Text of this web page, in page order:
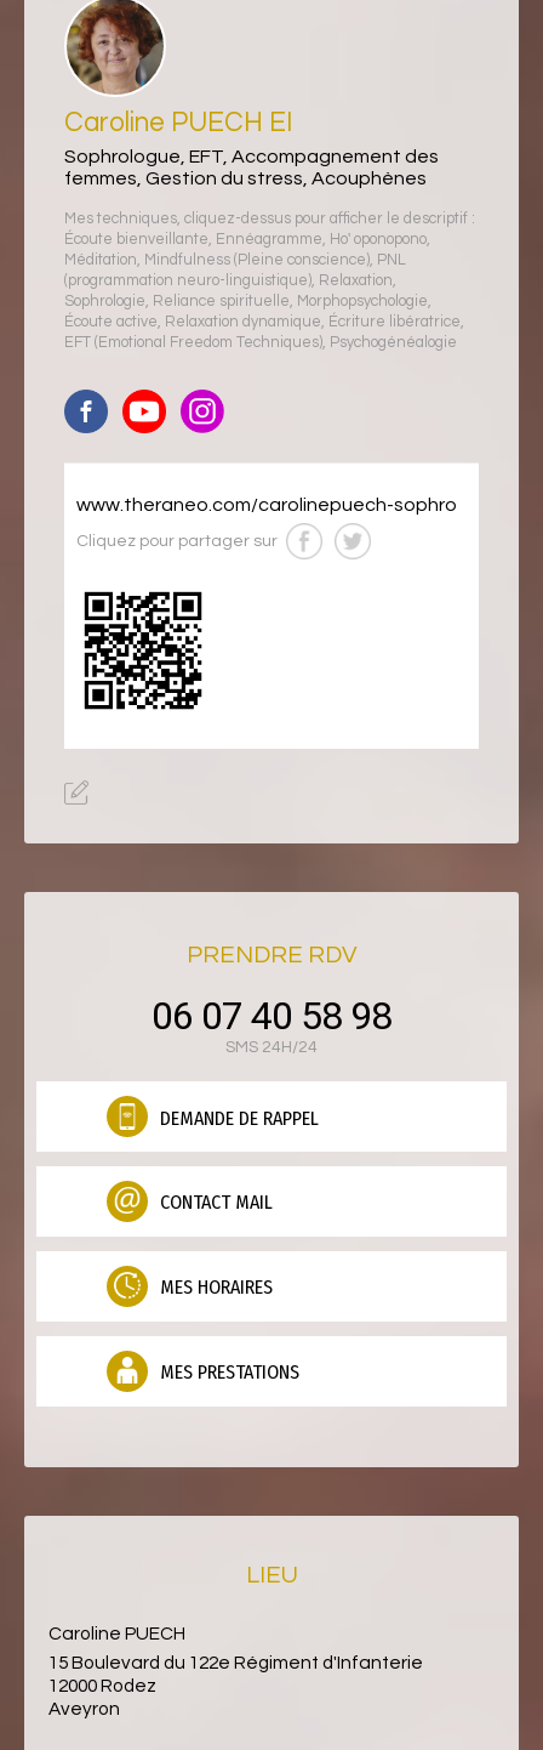
Caroline PUECH EI
Sophrologue, EFT, Accompagnement des
femmes, Gestion du stress, Acouphènes
Mes techniques, cliquez-dessus pour afficher le descriptif :
Écoute bienveillante
Ennéagramme Ho' oponopono,
Méditation
Mindfulness (Pleine conscience),
PNL
(programmation neuro-linguistique), Relaxation
Sophrologie
Reliance spirituelle Morphopsychologie
Écoute active
Relaxation dynamique Écriture libératrice
EFT (Emotional Freedom Techniques), Psychogénéalogie
www.theraneo.com/carolinepuech-sophro
Cliquez pour partager sur
PRENDRE RDV
06 07 40 58 98
SMS 24H/24
DEMANDE DE RAPPEL
CONTACT MAIL
MES HORAIRES
MES PRESTATIONS
LIEU
Caroline PUECH
15 Boulevard du 122e Régiment d'Infanterie
12000 Rodez
Aveyron